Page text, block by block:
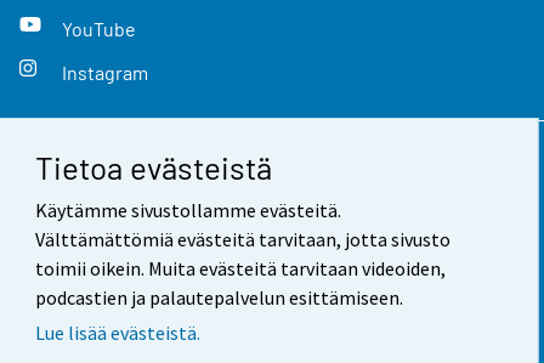
Tietoa evästeistä
Käytämme sivustollamme evästeitä.
Välttämättömiä evästeitä tarvitaan, jotta sivusto
toimii oikein. Muita evästeitä tarvitaan videoiden,
podcastien ja palautepalvelun esittämiseen.
Lue lisää evästeistä.
YouTube
Instagram
Yhteystiedot
Palaute
Käyttöehdot